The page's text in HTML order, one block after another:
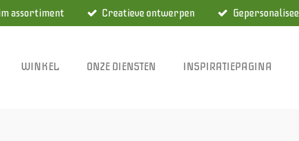
assortiment Creatieve ontwerpen
WINKEL ONZE DIENSTEN INSPIRATIEPAGINA